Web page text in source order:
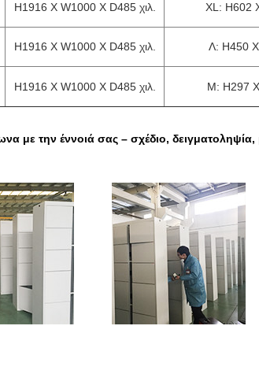
H1916 Χ W1000 Χ D485 χιλ. XL: H602
H1916 Χ W1000 Χ D485 χιλ. Λ: H450 Χ
H1916 Χ W1000 Χ D485 χιλ. Μ: H297 Χ
με την έννοιά σας – σχέδιο,